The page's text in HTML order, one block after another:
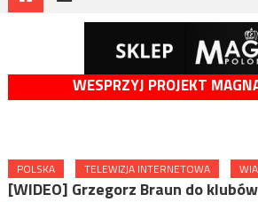
WESPRZYJ PROJEKT
POLSKA TELEWIZJA INTERNETOWA
[WIDEO] Grzegorz Braun do